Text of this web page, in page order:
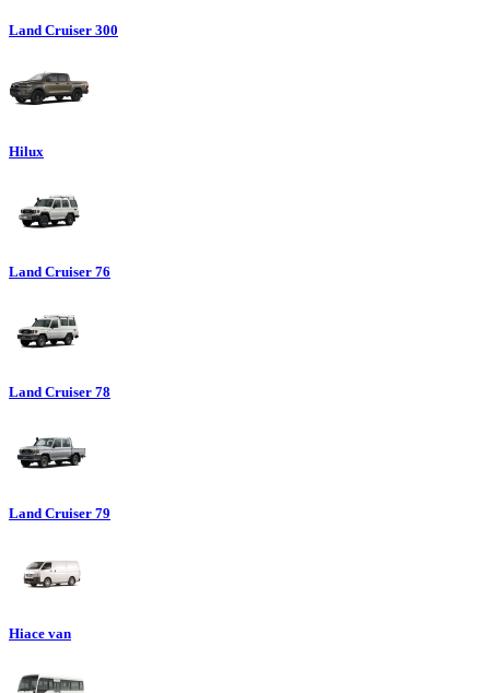
Land Cruiser 300
Hilux
Land Cruiser 76
Land Cruiser 78
Land Cruiser 79
Hiace van